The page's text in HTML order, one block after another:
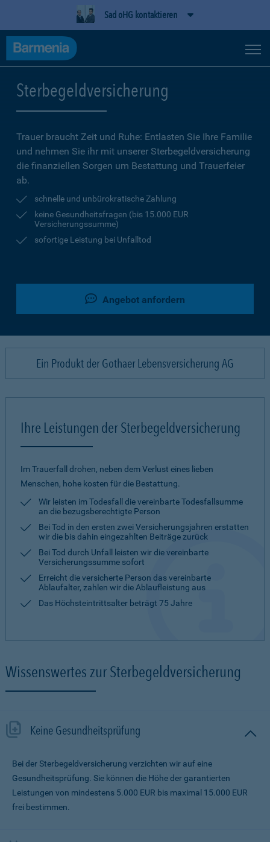
Sad oHG kontaktieren
Sterbegeldversicherung
Trauer braucht Zeit und Ruhe: Entlasten Sie Ihre Familie
und nehmen Sie ihr mit unserer Sterbegeldversicherung
die finanziellen Sorgen um Bestattung und Trauerfeier
ab.
schnelle und unbürokratische Zahlung
keine Gesundheitsfragen (bis 15.000 EUR
Versicherungssumme)
sofortige Leistung bei Unfalltod
Angebot anfordern
Ein Produkt der Gothaer Lebensversicherung AG
Ihre Leistungen der Sterbegeldversicherung
Im Trauerfall drohen, neben dem Verlust eines lieben
Menschen, hohe kosten für die Bestattung.
Wir leisten im Todesfall die vereinbarte Todesfallsumme
an die bezugsberechtigte Person
Bei Tod in den ersten zwei Versicherungsjahren erstatten
wir die bis dahin eingezahlten Beiträge zurück
Bei Tod durch Unfall leisten wir die vereinbarte
Versicherungssumme sofort
Erreicht die versicherte Person das vereinbarte
Ablaufalter, zahlen wir die Ablaufleistung aus
Das Höchsteintrittsalter beträgt 75 Jahre
Wissenswertes zur Sterbegeldversicherung
Keine Gesundheitsprüfung
Bei der Sterbegeldversicherung verzichten wir auf eine
Gesundheitsprüfung. Sie können die Höhe der garantierten
Leistungen von mindestens 5.000 EUR bis maximal 15.000 EUR
frei bestimmen.